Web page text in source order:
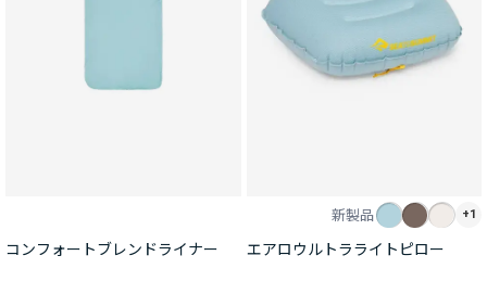
コンフォートブレンドライナー
新製品 +1
エアロウルトラライトピロー